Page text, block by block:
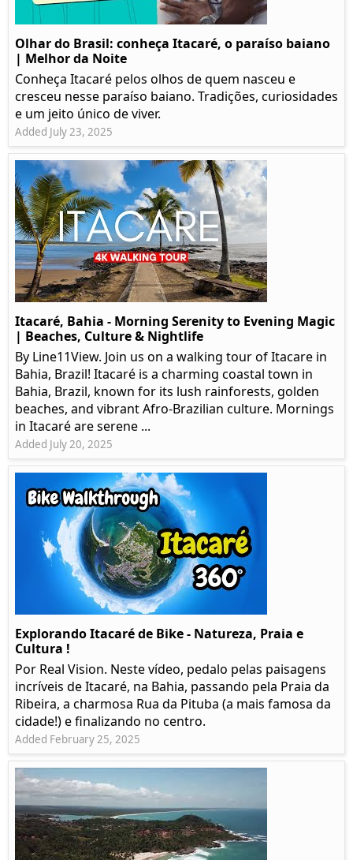
Olhar do Brasil: conheça Itacaré, o paraíso baiano
| Melhor da Noite
Conheça Itacaré pelos olhos de quem nasceu e
cresceu nesse paraíso baiano. Tradições, curiosidades
e um jeito único de viver.
Added July 23, 2025
Itacaré, Bahia - Morning Serenity to Evening Magic
| Beaches, Culture & Nightlife
By Line11View. Join us on a walking tour of Itacare in
Bahia, Brazil! Itacaré is a charming coastal town in
Bahia, Brazil, known for its lush rainforests, golden
beaches, and vibrant Afro-Brazilian culture. Mornings
in Itacaré are serene ...
Added July 20, 2025
Explorando Itacaré de Bike - Natureza, Praia e
Cultura !
Por Real Vision. Neste vídeo, pedalo pelas paisagens
incríveis de Itacaré, na Bahia, passando pela Praia da
Ribeira, a charmosa Rua da Pituba (a mais famosa da
cidade!) e finalizando no centro.
Added February 25, 2025